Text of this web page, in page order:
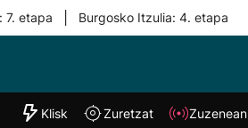
7. etapa Burgosko Itzulia: 4. etapa
"Helmuga"
Klisk
Klisk Zuretzat Zuzenean